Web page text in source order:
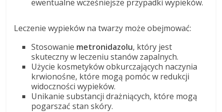
ewentualne wcześniejsze przypadki wypieków.
Leczenie wypieków na twarzy może obejmować:
Stosowanie metronidazolu, który jest
skuteczny w leczeniu stanów zapalnych.
Użycie kosmetyków obkurczających naczynia
krwionośne, które mogą pomóc w redukcji
widoczności wypieków.
Unikanie substancji drażniących, które mogą
pogarszać stan skóry.